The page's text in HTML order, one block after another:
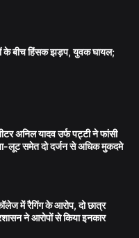
के बीच हिंसक झड़प, युवक घायल;
अनिल यादव उर्फ पट्टी ने फांसी
लूट समेत दो दर्जन से अधिक मुकदमे
में रैगिंग के आरोप, दो छात्र
ने आरोपों से किया इनकार